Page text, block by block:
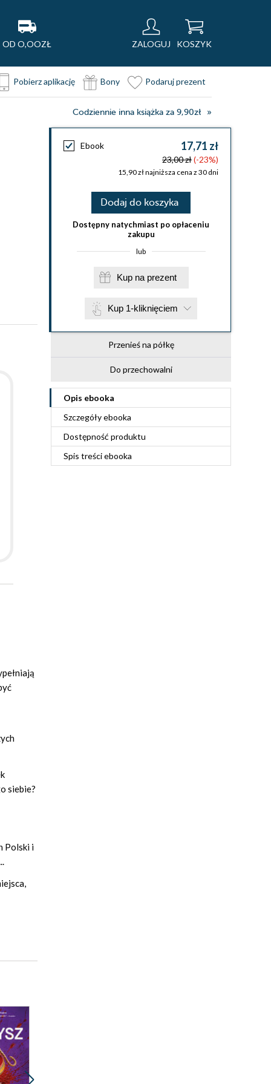
OD O,OOZŁ ZALOGUJ KOSZYK
Pobierz aplikację Bony Podaruj prezent
Codziennie inna książka za 9,90zł
Ebook 17,71 zł
23,00 zł(-23%)
15,90 zł najniższa cena z 30 dni
Dodaj do koszyka
Dostępny natychmiast po opłaceniu
zakupu
lub
Kup na prezent
Kup 1-kliknięciem
Przenieś na półkę
Do przechowalni
Opis ebooka
Szczegółyebooka
Dostępność produktu
Spis treściebooka
siebie?
Polski i